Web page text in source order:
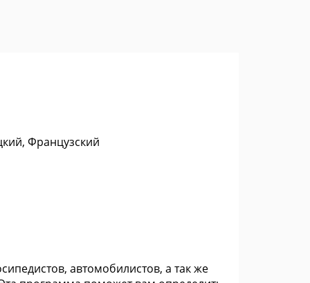
Французский
автомобилистов, а так же